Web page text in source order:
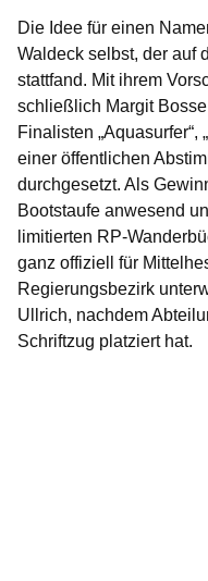
Die Idee für einen
Waldeck selbst, der auf
stattfand. Mit ihrem
schließlich Margit
Finalisten „Aquasurfer“,
einer öffentlichen
durchgesetzt. Als
Bootstaufe anwesend
limitierten RP-
ganz offiziell für
Regierungsbezirk
Ullrich, nachdem
Schriftzug platziert hat.